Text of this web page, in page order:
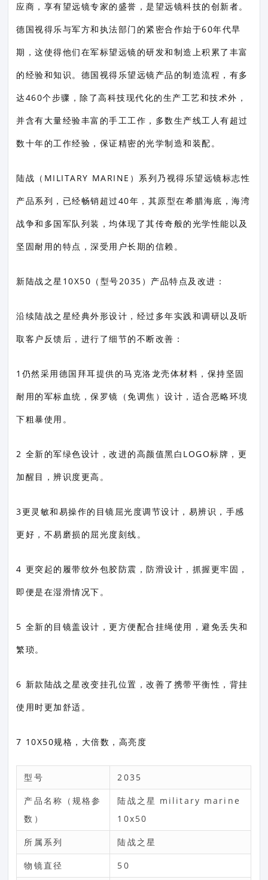
应商，享有望远镜专家的盛誉，是望远镜科技的创新者。
德国视得乐与军方和执法部门的紧密合作始于60年代早
期，这使得他们在军标望远镜的研发和制造上积累了丰富
的经验和知识。德国视得乐望远镜产品的制造流程，有多
达460个步骤，除了高科技现代化的生产工艺和技术外，
并含有大量经验丰富的手工工作，多数生产线工人有超过
数十年的工作经验，保证精密的光学制造和装配。
陆战（MILITARY MARINE）系列乃视得乐望远镜标志性
产品系列，已经畅销超过40年，其原型在希腊海底，海湾
战争和多国军队列装，均体现了其传奇般的光学性能以及
坚固耐用的特点，深受用户长期的信赖。
新陆战之星10X50（型号2035）产品特点及改进：
沿续陆战之星经典外形设计，经过多年实践和调研以及听
取客户反馈后，进行了细节的不断改善：
1仍然采用德国拜耳提供的马克洛龙壳体材料，保持坚固
耐用的军标血统，保罗镜（免调焦）设计，适合恶略环境
下粗暴使用。
2 全新的军绿色设计，改进的高颜值黑白LOGO标牌，更
加醒目，辨识度更高。
3更灵敏和易操作的目镜屈光度调节设计，易辨识，手感
更好，不易磨损的屈光度刻线。
4 更突起的履带纹外包胶防震，防滑设计，抓握更牢固，
即便是在湿滑情况下。
5 全新的目镜盖设计，更方便配合挂绳使用，避免丢失和
繁琐。
6 新款陆战之星改变挂孔位置，改善了携带平衡性，背挂
使用时更加舒适。
7 10X50规格，大倍数，高亮度
型号 2035
产品名称（规格参
数）
陆战之星 military marine
10x50
所属系列 陆战之星
物镜直径 50